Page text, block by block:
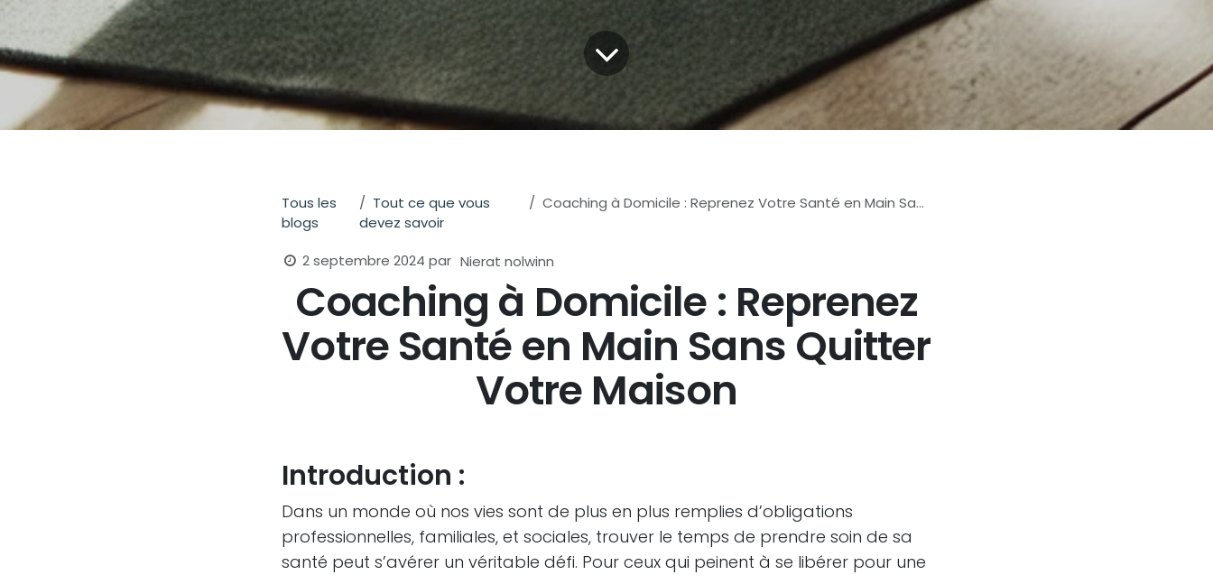
Tous les
blogs
Tout ce que vous
devez savoir
Coaching à Domicile : Reprenez Votre Santé en Main Sans Quitter Votre Maison
2 septembre 2024 par Nierat nolwinn
Coaching à Domicile : Reprenez
Votre Santé en Main Sans Quitter
Votre Maison
Introduction :
Dans un monde où nos vies sont de plus en plus remplies d’obligations
professionnelles, familiales, et sociales, trouver le temps de prendre soin de sa
santé peut s’avérer un véritable défi. Pour ceux qui peinent à se libérer pour une